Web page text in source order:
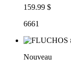
159.99 $
6661
Nouveau